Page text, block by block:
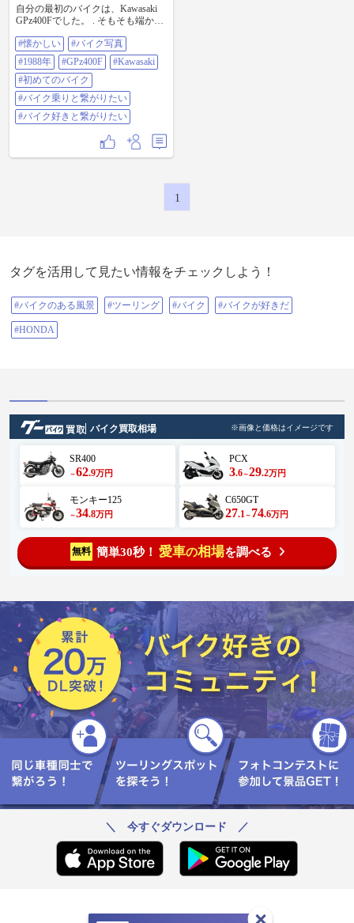
自分の最初のバイクは、Kawasaki
GPz400Fでした。 . そもそも端から
てすぐに限定解除(死語w)するつも
りだったので中古で選んだバイク
も400でなるべくガタイの大きなも
のを選び…それがコレだった。 .
GPz400F。。。今だからこそまた乗
ってみたいバイクかもしれませ
ん。懐かしい… (いちばん左) . つー
か、今でこそ鈴菌感染者ですが、
事の始まりは川崎からだったとい
う。川崎→本田→鈴菌→ヤマハ→
#Kawasaki #初めてのバイク #バイク
#懐かしい
#バイク写真
#1988年
#GPz400F
#Kawasaki
#初めてのバイク
#バイク乗りと繋がりたい
#バイク好きと繋がりたい
1
タグを活用して見たい情報をチェックしよう！
#バイクのある風景 #ツーリング #バイク #バイクが好きだ
#HONDA
バイク買取相場 ※画像と価格はイメージです
SR400
～62.9万円
PCX
3.6～29.2万円
モンキー125
～34.8万円
C650GT
27.1 ～ 74.6万円
無料 簡単30秒！ 愛車の相場を調べる
＼ 今すぐダウンロード ／